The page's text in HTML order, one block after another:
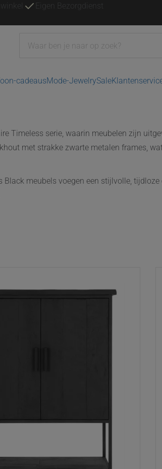
Eigen Bezorgdienst
cadeausMode-JewelrySale
Timeless serie, waarin meubelen zijn
met strakke zwarte metalen frames,
meubels voegen een stijlvolle,